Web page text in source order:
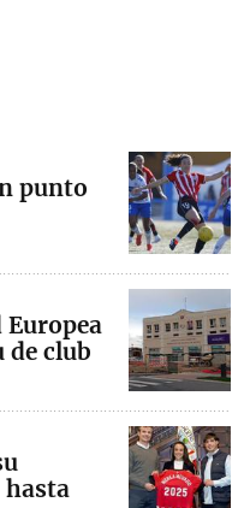
punto
de club